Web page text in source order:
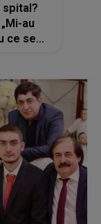
spital?
au
ce se